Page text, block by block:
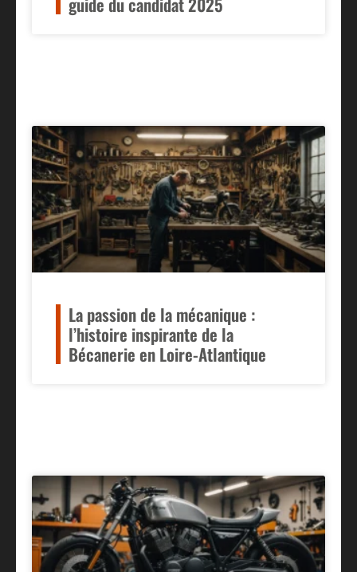
La passion de la mécanique :
l’histoire inspirante de la
Bécanerie en Loire-Atlantique